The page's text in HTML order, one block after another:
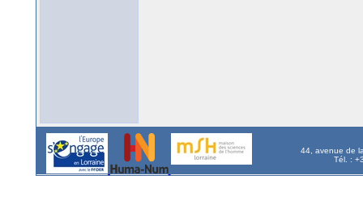
44, avenue de
Tél. :